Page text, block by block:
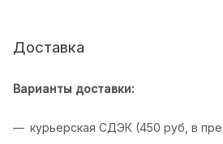
Доставка
Варианты доставки:
курьерская СДЭК (450 руб, в